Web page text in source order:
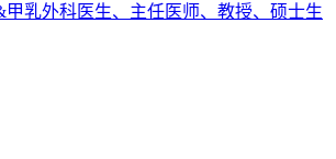
乳外科医生、主任医师、教授、硕士生